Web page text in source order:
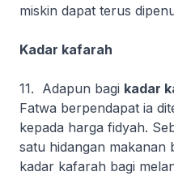
miskin dapat terus
Kadar kafarah
11. Adapun bagi kadar
Fatwa berpendapat ia
kepada harga fidyah.
satu hidangan makanan
kadar kafarah bagi